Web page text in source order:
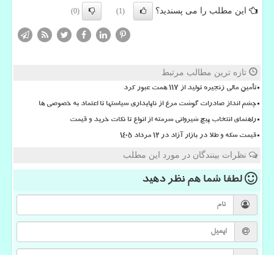
این مطلب را می پسندید؟ (1)
(0)
تازه ترین مطالب مرتبط
تأمین مالی زنجیره تولید از ۱۱۷ همت عبور کرد
چشم انداز صادرات گوشت مرغ از ناپایداری سیاستها تا اعتماد به خصوصی ها
راهنمای انتخاب پیچ شیروانی سرمته از انواع تا نکات خرید و قیمت
قیمت سکه و طلا در بازار آزاد در ۱۲ مرداد ۱۴۰۵
نظرات بینندگان در مورد این مطلب
لطفا شما همنظر دهید